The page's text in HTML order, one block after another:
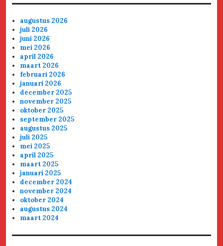
augustus 2026
juli 2026
juni 2026
mei 2026
april 2026
maart 2026
februari 2026
januari 2026
december 2025
november 2025
oktober 2025
september 2025
augustus 2025
juli 2025
mei 2025
april 2025
maart 2025
januari 2025
december 2024
november 2024
oktober 2024
augustus 2024
maart 2024